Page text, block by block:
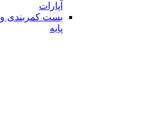
آپارات
بست کمربندی و
پایه